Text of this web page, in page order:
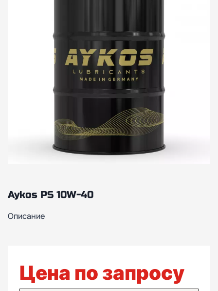
Aykos PS 10W-40
Описание
Цена по запросу